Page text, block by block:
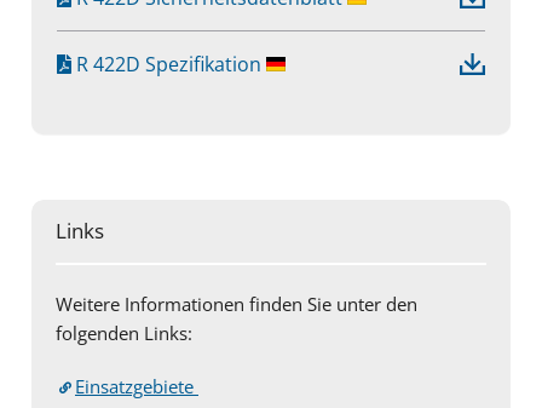
R 422D Spezifikation
Links
Weitere Informationen finden Sie unter den
folgenden Links:
Einsatzgebiete